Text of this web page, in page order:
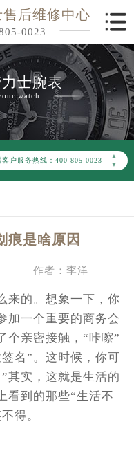
后维修中心
0023
士腕表
watch
▲
▼
网络优化升级公告
户服务热线：400-805-0023
新网点地址：
痕是啥原因
作者：李洋
的。想象一下，你
加一个重要的商务会
个亲密接触，“咔嚓”
名”。这时候，你可
其实，这就是生活的
看到的那些“生活不
得。